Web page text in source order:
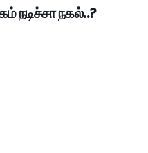
நடிச்சா நகல்..?